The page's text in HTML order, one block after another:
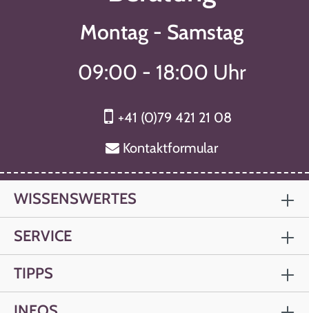
Montag - Samstag
09:00 - 18:00 Uhr
+41 (0)79 421 21 08
Kontaktformular
WISSENSWERTES
SERVICE
TIPPS